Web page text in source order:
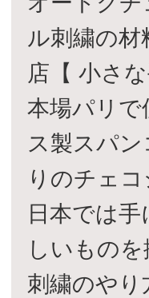
ル刺繍の
店【 小さ
本場パリで
ス製スパ
りのチェコ
日本では
しいものを
刺繍のやり